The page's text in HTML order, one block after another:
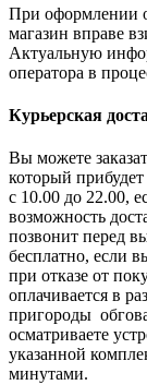
При оформлении
магазин вправе
Актуальную
оператора в
Курьерская
Вы можете
который
с 10.00 до 22.00,
возможность
позвонит перед
бесплатно, если
при отказе от
оплачивается в
пригороды
осматриваете
указанной
минутами.